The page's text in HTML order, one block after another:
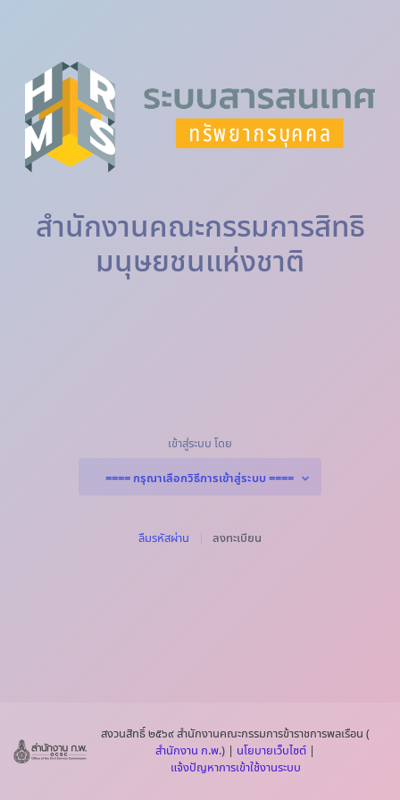
สำนักงานคณะกรรมการสิทธิ
มนุษยชนแห่งชาติ
เข้าสู่ระบบ โดย
==== กรุณาเลือกวิธีการเข้าสู่ระบบ ====
ลืมรหัสผ่าน ลงทะเบียน
สงวนสิทธิ์ ๒๕๖๙ สำนักงานคณะกรรมการข้าราชการพลเรือน (
สำนักงาน ก.พ.) | นโยบายเว็บไซต์ |
แจ้งปัญหาการเข้าใช้งานระบบ